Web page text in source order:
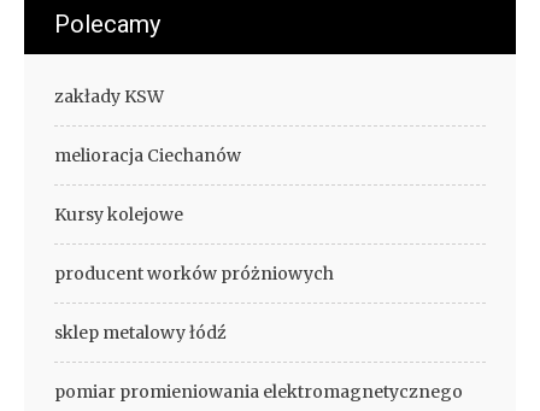
Polecamy
zakłady KSW
melioracja Ciechanów
Kursy kolejowe
producent worków próżniowych
sklep metalowy łódź
pomiar promieniowania elektromagnetycznego